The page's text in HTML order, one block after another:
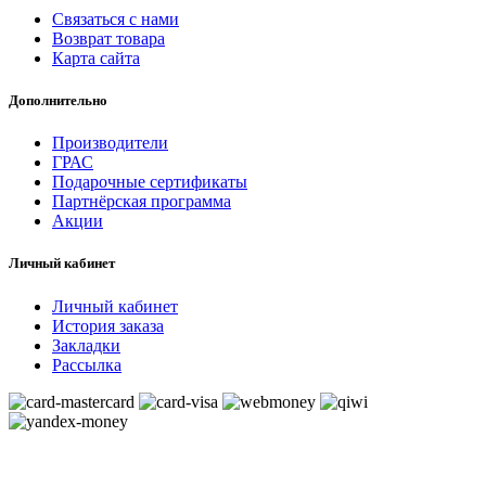
Связаться с нами
Возврат товара
Карта сайта
Дополнительно
Производители
ГРАС
Подарочные сертификаты
Партнёрская программа
Акции
Личный кабинет
Личный кабинет
История заказа
Закладки
Рассылка